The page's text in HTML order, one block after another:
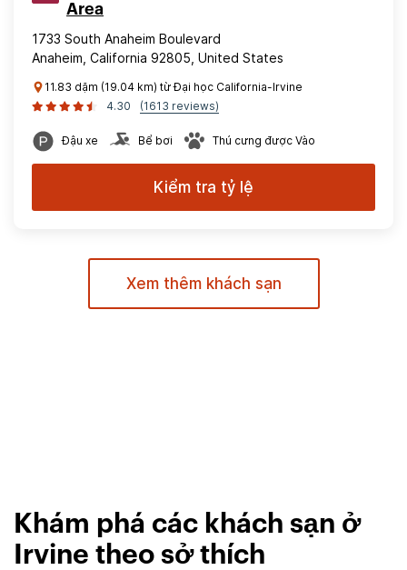
Area
1733 South Anaheim Boulevard
Anaheim, California 92805, United States
11.83 dặm (19.04 km) từ Đại học California-Irvine
4.30
(1613 reviews)
Đậu xe Bể bơi Thú cưng được Vào
Kiểm tra tỷ lệ
Xem thêm khách sạn
Khám phá các khách sạn ở
Irvine theo sở thích